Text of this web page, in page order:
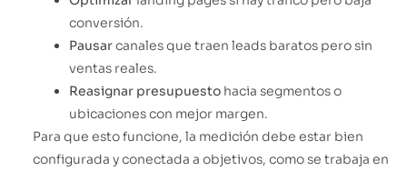
conversión.
Pausarcanales que traen leads baratos pero sin
ventas reales.
Reasignar presupuesto hacia segmentos o
ubicaciones con mejor margen.
Para que esto funcione, la medición debe estar bien
configurada y conectada a objetivos, como se trabaja en